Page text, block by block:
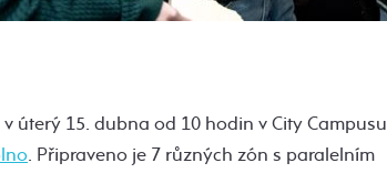
úterý 15. dubna od 10 hodin v City Campusu
. Připraveno je 7 různých zón s paralelním